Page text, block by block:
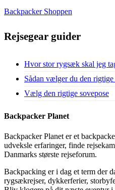
Backpacker Shoppen
Rejsegear guider
Hvor stor rygsæk skal jeg
Sådan vælger du den
Vælg den rigtige sovepose
Backpacker Planet
Backpacker Planet er et
udveksle erfaringer, finde
Danmarks største rejseforum.
Backpacking er i dag et term der
rygsækrejser, dykkerferier,